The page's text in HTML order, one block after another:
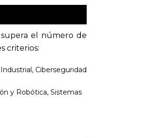
el número de
criterios:
Ciberseguridad
y Robótica, Sistemas